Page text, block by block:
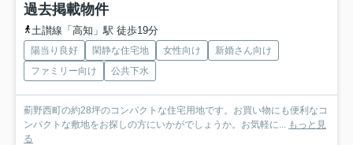
過去掲載物件
土讃線「高知」駅 徒歩19分
陽当り良好 閑静な住宅地 女性向け
新婚さん向け
ファミリー向け
公共下水
薊野西町の約28坪のコンパクトな住宅用地です。お買い物にも便利なコ
ンパクトな敷地をお探しの方にいかがでしょうか。お気軽に...
もっと見
る